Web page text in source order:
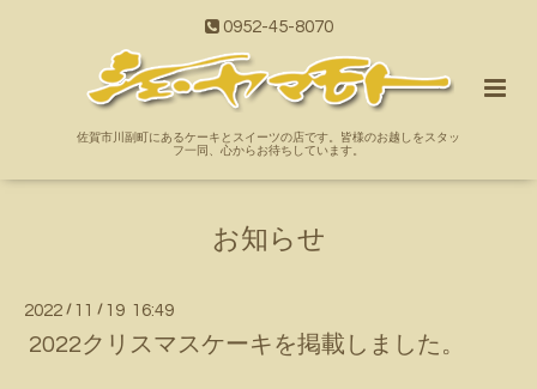
0952-45-8070
佐賀市川副町にあるケーキとスイーツの店です。皆様のお越しをスタッ
フ一同、心からお待ちしています。
お知らせ
2022 / 11 / 19 16:49
2022クリスマスケーキを掲載しました。